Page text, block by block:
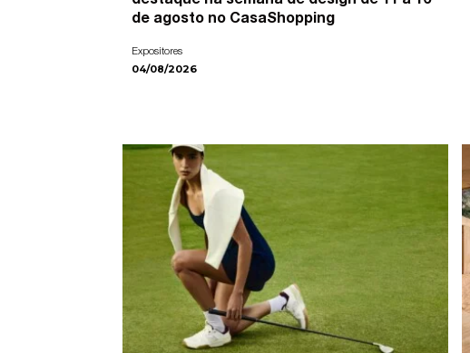
de agosto no CasaShopping
Expositores
04/08/2026